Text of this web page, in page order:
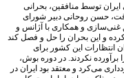
توسط منافقین، بحرانی
روحانی دبیر شورای
و همکاری با آژانس و
بحران را حل و فصل کند
این کشور برای
در دوره بوش،
و معتقد بود ایران در